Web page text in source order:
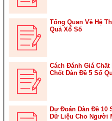
Tổng Quan Về Hệ
Quả Xổ Số
Cách Đánh Giá
Chốt Dàn Đề 5 Số
Dự Đoán Dàn Đề 10
Dữ Liệu Cho Người